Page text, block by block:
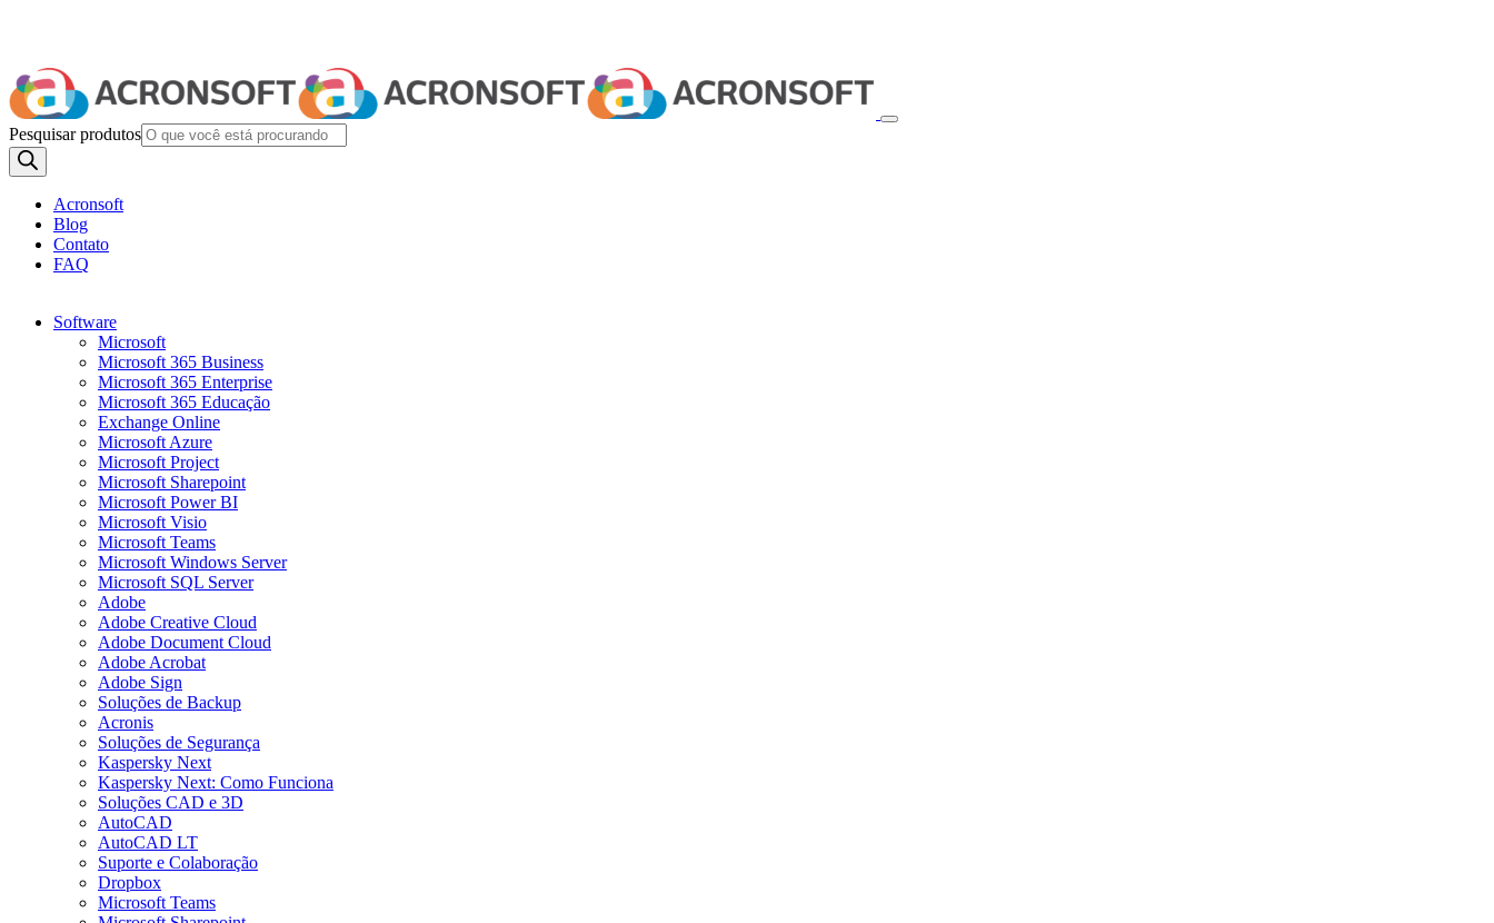
Pesquisar produtos
Acronsoft
Blog
Contato
FAQ
Software
Microsoft
Microsoft 365 Business
Microsoft 365 Enterprise
Microsoft 365 Educação
Exchange Online
Microsoft Azure
Microsoft Project
Microsoft Sharepoint
Microsoft Power BI
Microsoft Visio
Microsoft Teams
Microsoft Windows Server
Microsoft SQL Server
Adobe
Adobe Creative Cloud
Adobe Document Cloud
Adobe Acrobat
Adobe Sign
Soluções de Backup​
Acronis
Soluções de Segurança​
Kaspersky Next
Kaspersky Next: Como Funciona
Soluções CAD e 3D​
AutoCAD
AutoCAD LT
Suporte e Colaboração​
Dropbox
Microsoft Teams